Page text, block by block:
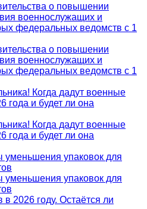
о повышении
военнослужащих и
федеральных ведомств с 1
о повышении
военнослужащих и
федеральных ведомств с 1
Когда дадут военные
года и будет ли она
Когда дадут военные
года и будет ли она
уменьшения упаковок для
уменьшения упаковок для
2026 году. Остаётся ли